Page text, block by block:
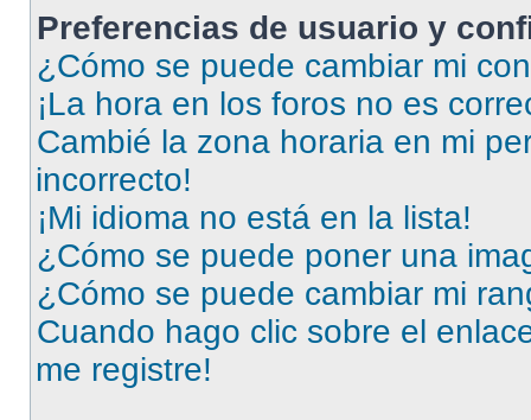
Preferencias de usuario y
¿Cómo se puede cambiar mi
¡La hora en los foros no es
Cambié la zona horaria en mi
incorrecto!
¡Mi idioma no está en la lista!
¿Cómo se puede poner una
¿Cómo se puede cambiar mi
Cuando hago clic sobre el
me registre!